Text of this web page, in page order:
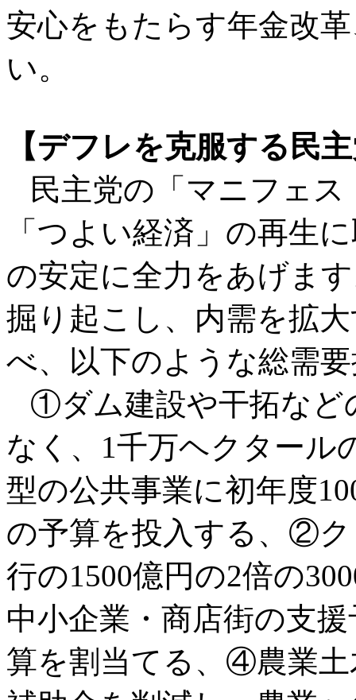
安心をもたらす年金改
い。
【デフレを克服する民
民主党の「マニフェス
「つよい経済」の再生
の安定に全力をあげま
掘り起こし、内需を拡
べ、以下のような総需
①ダム建設や干拓など
なく、1千万ヘクタール
型の公共事業に初年度
の予算を投入する、②
行の1500億円の2倍の
中小企業・商店街の支
算を割当てる、④農業